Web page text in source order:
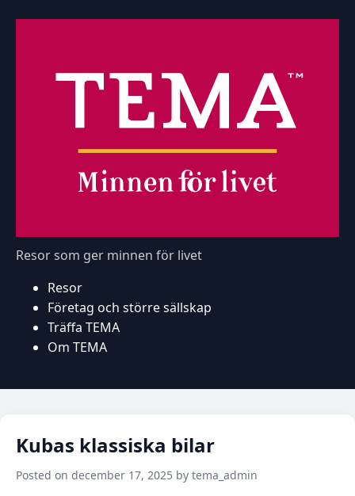
Resor som ger minnen för livet
Resor
Företag och större sällskap
Träffa TEMA
Om TEMA
Kubas klassiska bilar
Posted on december 17, 2025 by tema_admin